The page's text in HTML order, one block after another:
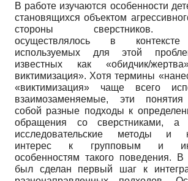
В работе изучаются особенности
становящихся объектом
стороны сверстников.
осуществлялось в контексте
используемых для этой
известных как «обидчик/
виктимизация». Хотя термины
«виктимизация» чаще всего
взаимозаменяемые, эти понятия
собой разные подходы к
обращения со сверстниками, а
исследовательские методы и
интерес к групповым и
особенностям такого поведения.
был сделан первый шаг к